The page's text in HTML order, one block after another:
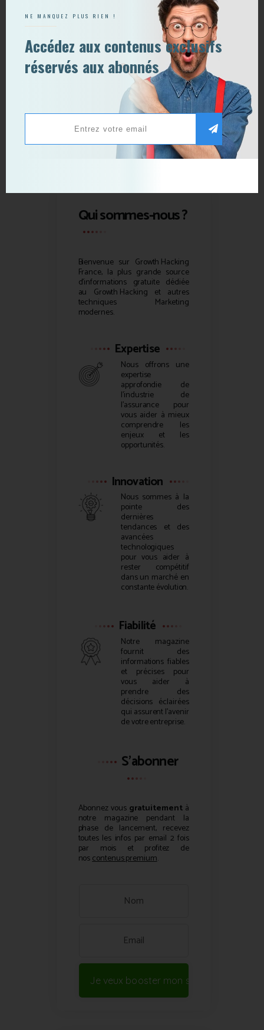
Qui sommes-nous ?
Bienvenue sur Growth Hacking
France, la plus grande source
d’informations gratuite dédiée
au Growth Hacking et autres
techniques Marketing
modernes.
Expertise
Nous offrons une
expertise
approfondie de
l’industrie de
l’assurance pour
vous aider à mieux
comprendre les
enjeux et les
opportunités.
Innovation
Nous sommes à la
pointe des
dernières
tendances et des
avancées
technologiques
pour vous aider à
rester compétitif
dans un marché en
constante évolution.
Fiabilité
Notre magazine
fournit des
informations fiables
et précises pour
vous aider à
prendre des
décisions éclairées
qui assurent l’avenir
de votre entreprise.
S'abonner
Abonnez vous gratuitementà
notre magazine pendant la
phase de lancement, recevez
toutes les infos par email 2 fois
par mois et profitez de
noscontenus premium.
Je veux booster mon site !
NE MANQUEZ PLUS RIEN !
Accédez aux contenus exclusifs
réservés aux abonnés